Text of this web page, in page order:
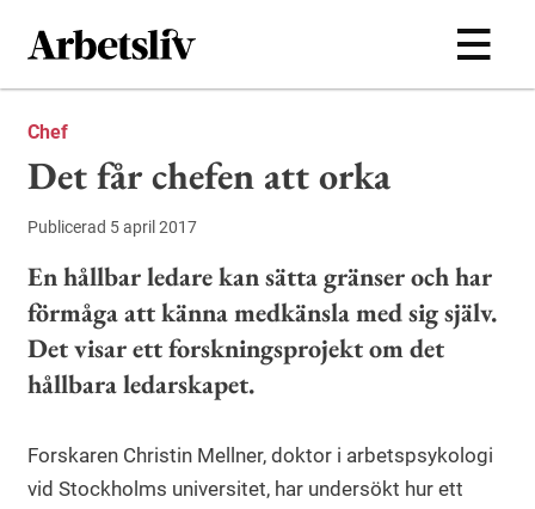
Hoppa till huvudinnehållet
Chef
Det får chefen att orka
Publicerad 5 april 2017
En hållbar ledare kan sätta gränser och har
förmåga att känna medkänsla med sig själv.
Det visar ett forskningsprojekt om det
hållbara ledarskapet.
Forskaren Christin Mellner, doktor i arbetspsykologi
vid Stockholms universitet, har undersökt hur ett